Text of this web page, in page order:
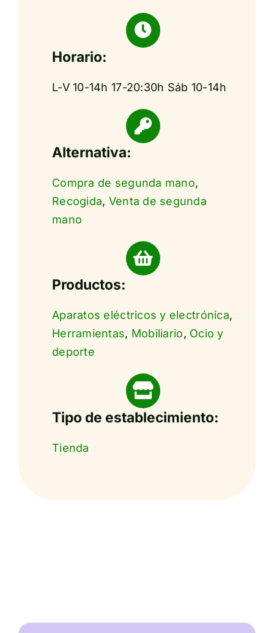
Horario:
L-V 10-14h 17-20:30h Sáb 10-14h
Alternativa:
Compra de segunda mano,
Recogida, Venta de segunda
mano
Productos:
Aparatos eléctricos y electrónica,
Herramientas, Mobiliario, Ocio y
deporte
Tipo de establecimiento:
Tienda